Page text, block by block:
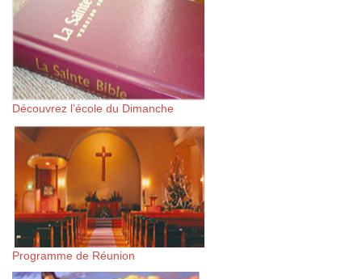
Découvrez l’école du Dimanche
Programme de Réunion